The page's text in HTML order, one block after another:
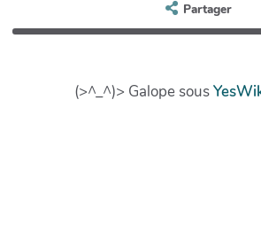
Partager
(>^_^)> Galope sous